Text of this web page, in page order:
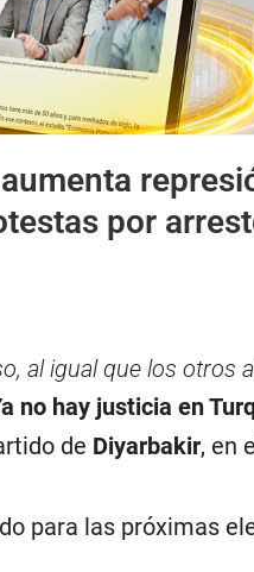
por
al igual que los otros
no hay justicia en
de Diyarbakir, en
para las próximas